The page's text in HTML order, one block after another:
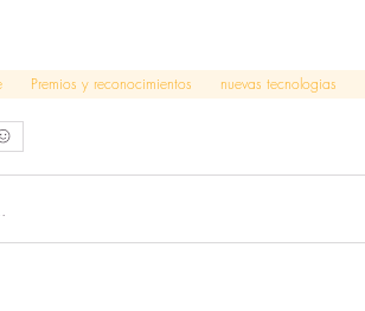
Premios y reconocimientos nuevas tecnologias